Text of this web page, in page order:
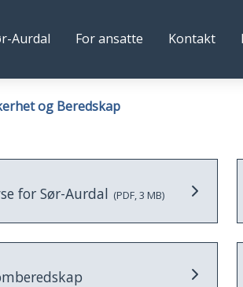
Aurdal For ansatte Kontakt
og Beredskap
for Sør-Aurdal (PDF, 3 MB)